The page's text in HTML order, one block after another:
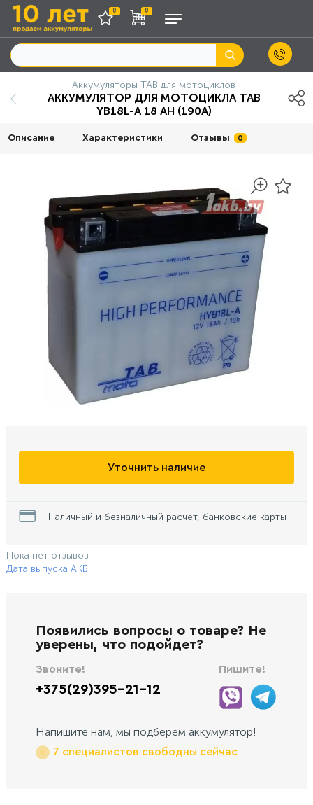
0 0
Аккумуляторы TAB для мотоциклов
АККУМУЛЯТОР ДЛЯ МОТОЦИКЛА TAB
YB18L-A 18 AH (190А)
Описание Характеристики Отзывы 0
Уточнить наличие
Наличный и безналичный расчет, банковские карты
Пока нет отзывов
Дата выпуска АКБ
Появились вопросы о товаре? Не
уверены, что подойдет?
Звоните!
+375(29)395-21-12
Пишите!
Напишите нам, мы подберем аккумулятор!
7 специалистов свободны сейчас